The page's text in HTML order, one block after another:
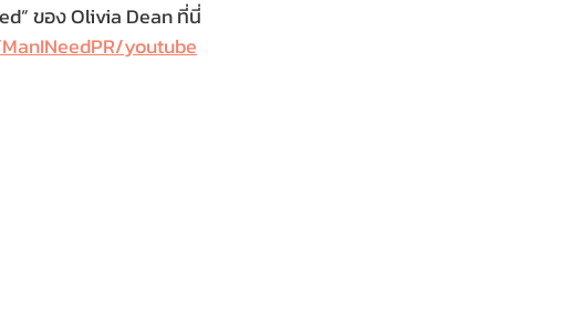
ของ Olivia Dean ที่นี่
youtube